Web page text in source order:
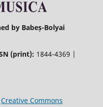
by Babeș-Bolyai
(print): 1844-4369 |
Creative Commons